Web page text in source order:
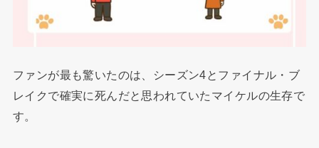
ファンが最も驚いたのは、シーズン4とファイナル・ブ
レイクで確実に死んだと思われていたマイケルの生存で
す。